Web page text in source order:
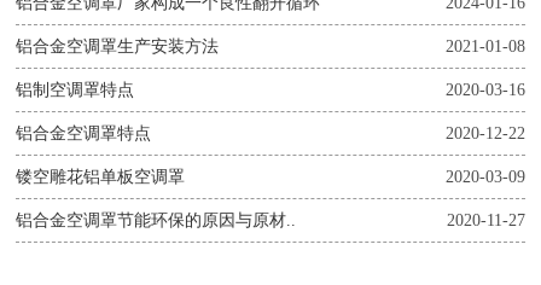
2021-01-08
铝合金空调罩生产安装方法
2020-03-16
铝制空调罩特点
2020-12-22
铝合金空调罩特点
2020-03-09
镂空雕花铝单板空调罩
2020-11-27
铝合金空调罩节能环保的原因与原材..